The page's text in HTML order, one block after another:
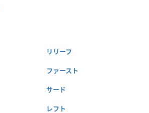
リリーフ
ファースト
サード
レフト